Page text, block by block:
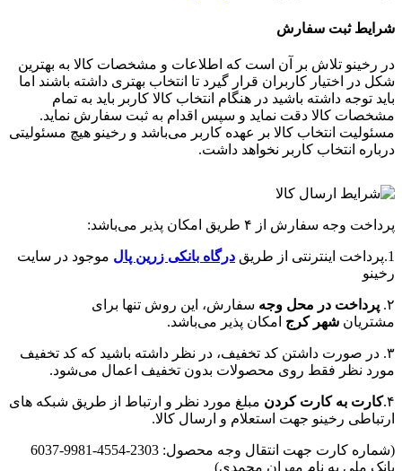
شرایط ثبت سفارش
در رخینو تلاش بر آن است که اطلاعات و مشخصات کالا به بهترین
شکل در اختیار کاربران قرار گیرد تا انتخاب بهتری داشته باشند اما
باید توجه داشته باشید در هنگام انتخاب کالا کاربر باید به تمام
مشخصات کالا دقت نماید و سپس اقدام به ثبت سفارش نماید.
مسئولیت انتخاب کالا بر عهده کاربر می‌باشد و رخینو هیچ مسئولیتی
درباره انتخاب کاربر نخواهد داشت.
پرداخت وجه سفارش از ۴ طریق امکان پذیر می‌باشد:
1.پرداخت اینترنتی از طریق درگاه‌ بانکی زرین پال موجود در سایت
رخینو
۲. پرداخت در محل وجه سفارش، این روش تنها برای
مشتریان شهر کرج امکان پذیر می‌باشد.
۳. در صورت داشتن کد تخفیف، در نظر داشته باشید که کد تخفیف
مورد نظر فقط روی محصولات بدون تخفیف اعمال می‌شود.
۴. کارت به کارت کردن مبلغ مورد نظر و ارتباط از طریق شبکه های
ارتباطی رخینو جهت استعلام و ارسال کالا.
(شماره کارت جهت انتقال وجه محصول: 2303-4554-9981-6037
بانک ملی به نام مهران محمدی)